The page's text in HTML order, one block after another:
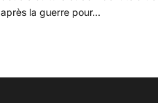
après la guerre pour...